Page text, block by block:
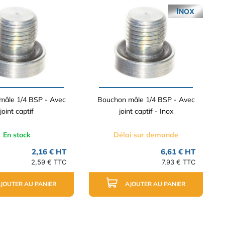
1/4 BSP - Avec
joint captif
En stock
2,16 € HT
2,59 € TTC
AU PANIER
Bouchon mâle 1/4 BSP - Avec
joint captif - Inox
Délai sur demande
6,61 € HT
7,93 € TTC
AJOUTER AU PANIER
INOX